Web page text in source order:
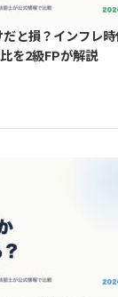
だと損？インフレ
を2級FPが解説